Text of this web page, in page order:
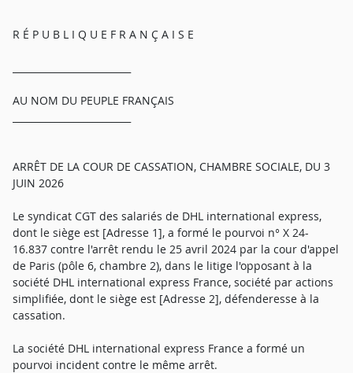
R É P U B L I Q U E F R A N Ç A I S E
AU NOM DU PEUPLE FRANÇAIS
ARRÊT DE LA COUR DE CASSATION, CHAMBRE SOCIALE, DU 3
JUIN 2026
Le syndicat CGT des salariés de DHL international express,
dont le siège est [Adresse 1], a formé le pourvoi n° X 24-
16.837 contre l'arrêt rendu le 25 avril 2024 par la cour d'appel
de Paris (pôle 6, chambre 2), dans le litige l'opposant à la
société DHL international express France, société par actions
simplifiée, dont le siège est [Adresse 2], défenderesse à la
cassation.
La société DHL international express France a formé un
pourvoi incident contre le même arrêt.